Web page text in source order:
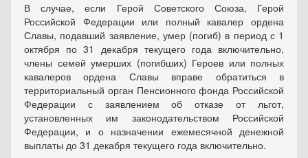
В случае, если Герой Советского Союза, Герой
Российской Федерации или полный кавалер ордена
Славы, подавший заявление, умер (погиб) в период с 1
октября по 31 декабря текущего года включительно,
члены семей умерших (погибших) Героев или полных
кавалеров ордена Славы вправе обратиться в
территориальный орган Пенсионного фонда Российской
Федерации с заявлением об отказе от льгот,
установленных им законодательством Российской
Федерации, и о назначении ежемесячной денежной
выплаты до 31 декабря текущего года включительно.